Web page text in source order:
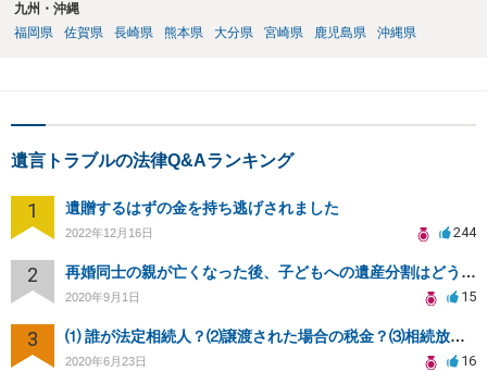
九州・沖縄
福岡県
佐賀県 長崎県 熊本県 大分県 宮崎県 鹿児島県 沖縄県
遺言トラブルの法律Q&Aランキング
1 遺贈するはずの金を持ち逃げされました
2022年12月16日 244
2 再婚同士の親が亡くなった後、子どもへの遺産分割はどうなる？
2020年9月1日 15
3 ⑴ 誰が法定相続人？⑵譲渡された場合の税金？⑶相続放棄後同じ不動産を相続できない？⑷借金返済義務は？
2020年6月23日 16